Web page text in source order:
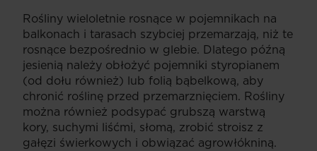
Rośliny wieloletnie rosnące w pojemnikach na
balkonach i tarasach szybciej przemarzają, niż te
rosnące bezpośrednio w glebie. Dlatego późną
jesienią należy obłożyć pojemniki styropianem
(od dołu również) lub folią bąbelkową, aby
chronić roślinę przed przemarznięciem. Rośliny
można również podsypać grubszą warstwą
kory, suchymi liśćmi, słomą, zrobić stroisz z
gałęzi świerkowych i obwiązać agrowłókniną.